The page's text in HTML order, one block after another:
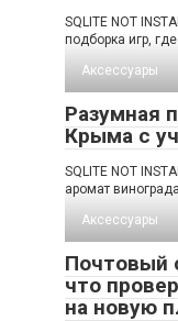
SQLITE NOT
подборка игр,
Аксессуары
Разумная
Крыма с
SQLITE NOT
аромат
Аксессуары
Почтовый
что
на новую